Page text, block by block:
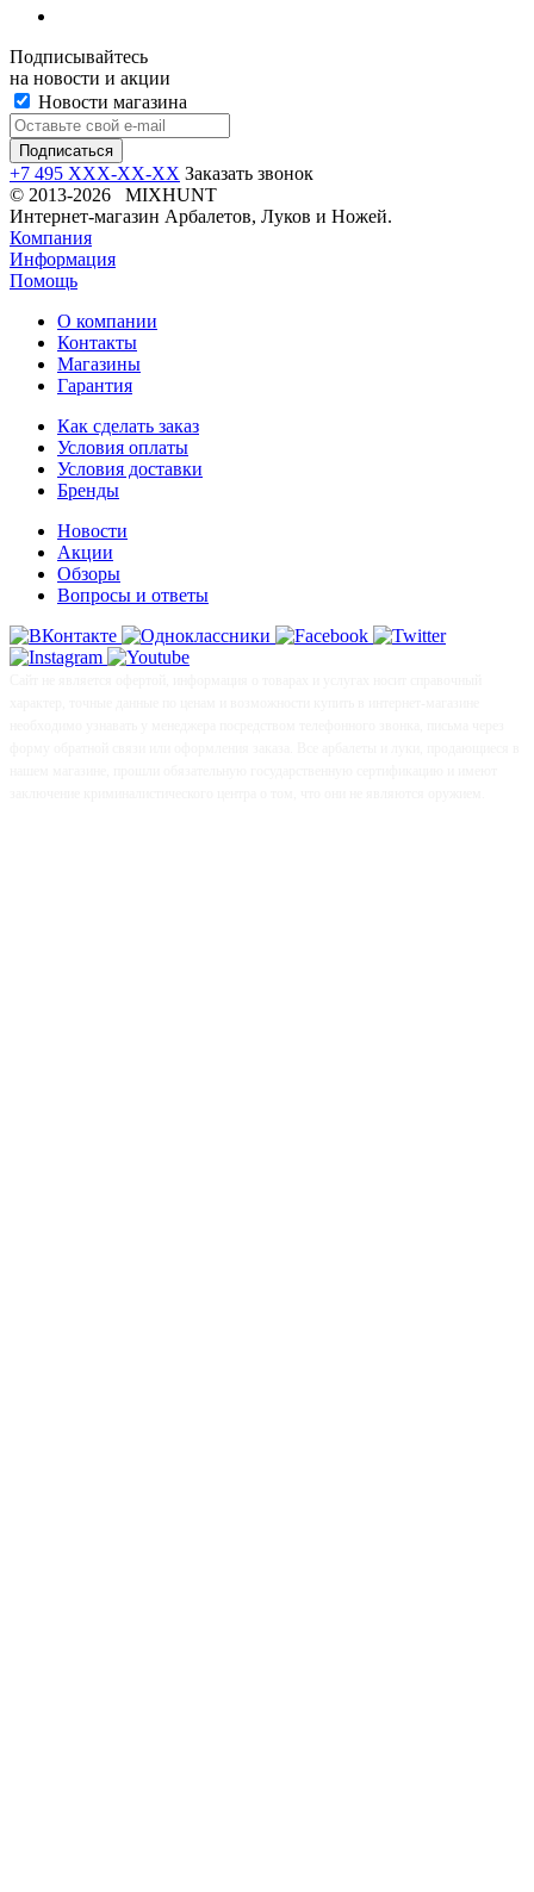
Подписывайтесь
на новости и акции
Новости магазина
+7 495 XXX-XX-XX Заказать звонок
© 2013-2026 MIXHUNT
Интернет-магазин Арбалетов, Луков и Ножей.
Компания
Информация
Помощь
О компании
Контакты
Магазины
Гарантия
Как сделать заказ
Условия оплаты
Условия доставки
Бренды
Новости
Акции
Обзоры
Вопросы и ответы